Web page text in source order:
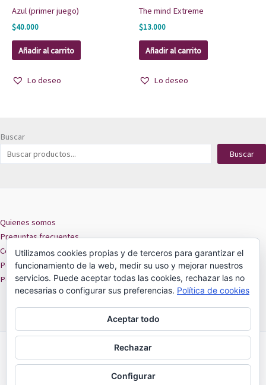
Azul (primer juego)
$40.000
Añadir al carrito
Lo deseo
The mind Extreme
$13.000
Añadir al carrito
Lo deseo
Buscar
Buscar
Quienes somos
Preguntas frecuentes
Contacto
Políticas de privacidad
Políticas de cookies
18 de Septiembre 301 local 209
ARICA 2025
Utilizamos cookies propias y de terceros para garantizar el
funcionamiento de la web, medir su uso y mejorar nuestros
servicios. Puede aceptar todas las cookies, rechazar las no
necesarias o configurar sus preferencias. Política de cookies
Aceptar todo
Rechazar
Configurar